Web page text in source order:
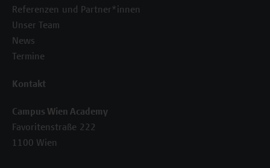
Referenzen und Partner*innen
Unser Team
News
Termine
Kontakt
Campus Wien Academy
Favoritenstraße 222
1100 Wien